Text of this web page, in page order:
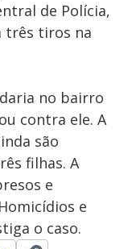
de Polícia,
três tiros na
no bairro
contra ele. A
são
filhas. A
e
e
o caso.